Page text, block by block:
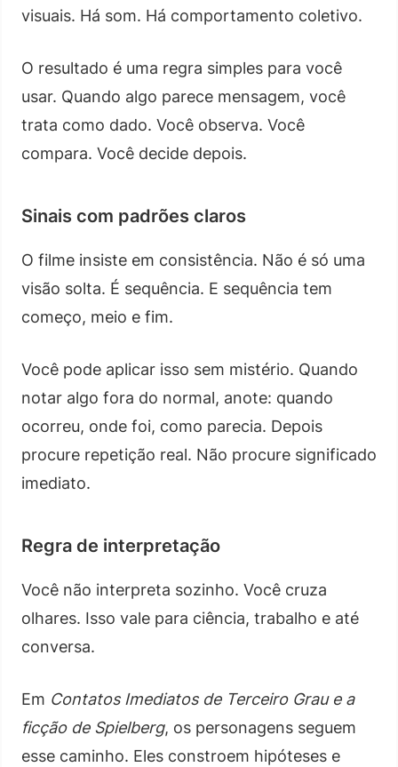
visuais. Há som. Há comportamento coletivo.
O resultado é uma regra simples para você
usar. Quando algo parece mensagem, você
trata como dado. Você observa. Você
compara. Você decide depois.
Sinais com padrões claros
O filme insiste em consistência. Não é só uma
visão solta. É sequência. E sequência tem
começo, meio e fim.
Você pode aplicar isso sem mistério. Quando
notar algo fora do normal, anote: quando
ocorreu, onde foi, como parecia. Depois
procure repetição real. Não procure significado
imediato.
Regra de interpretação
Você não interpreta sozinho. Você cruza
olhares. Isso vale para ciência, trabalho e até
conversa.
Em Contatos Imediatos de Terceiro Grau e a
ficção de Spielberg, os personagens seguem
esse caminho. Eles constroem hipóteses e